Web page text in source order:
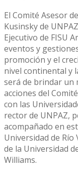
El Comité Asesor
Kusinsky de
Ejecutivo de FISU
eventos y
promoción y el
nivel continental y
será de brindar un
acciones del
con las
rector de UNPAZ,
acompañado en
Universidad de
de la Universidad
Williams.